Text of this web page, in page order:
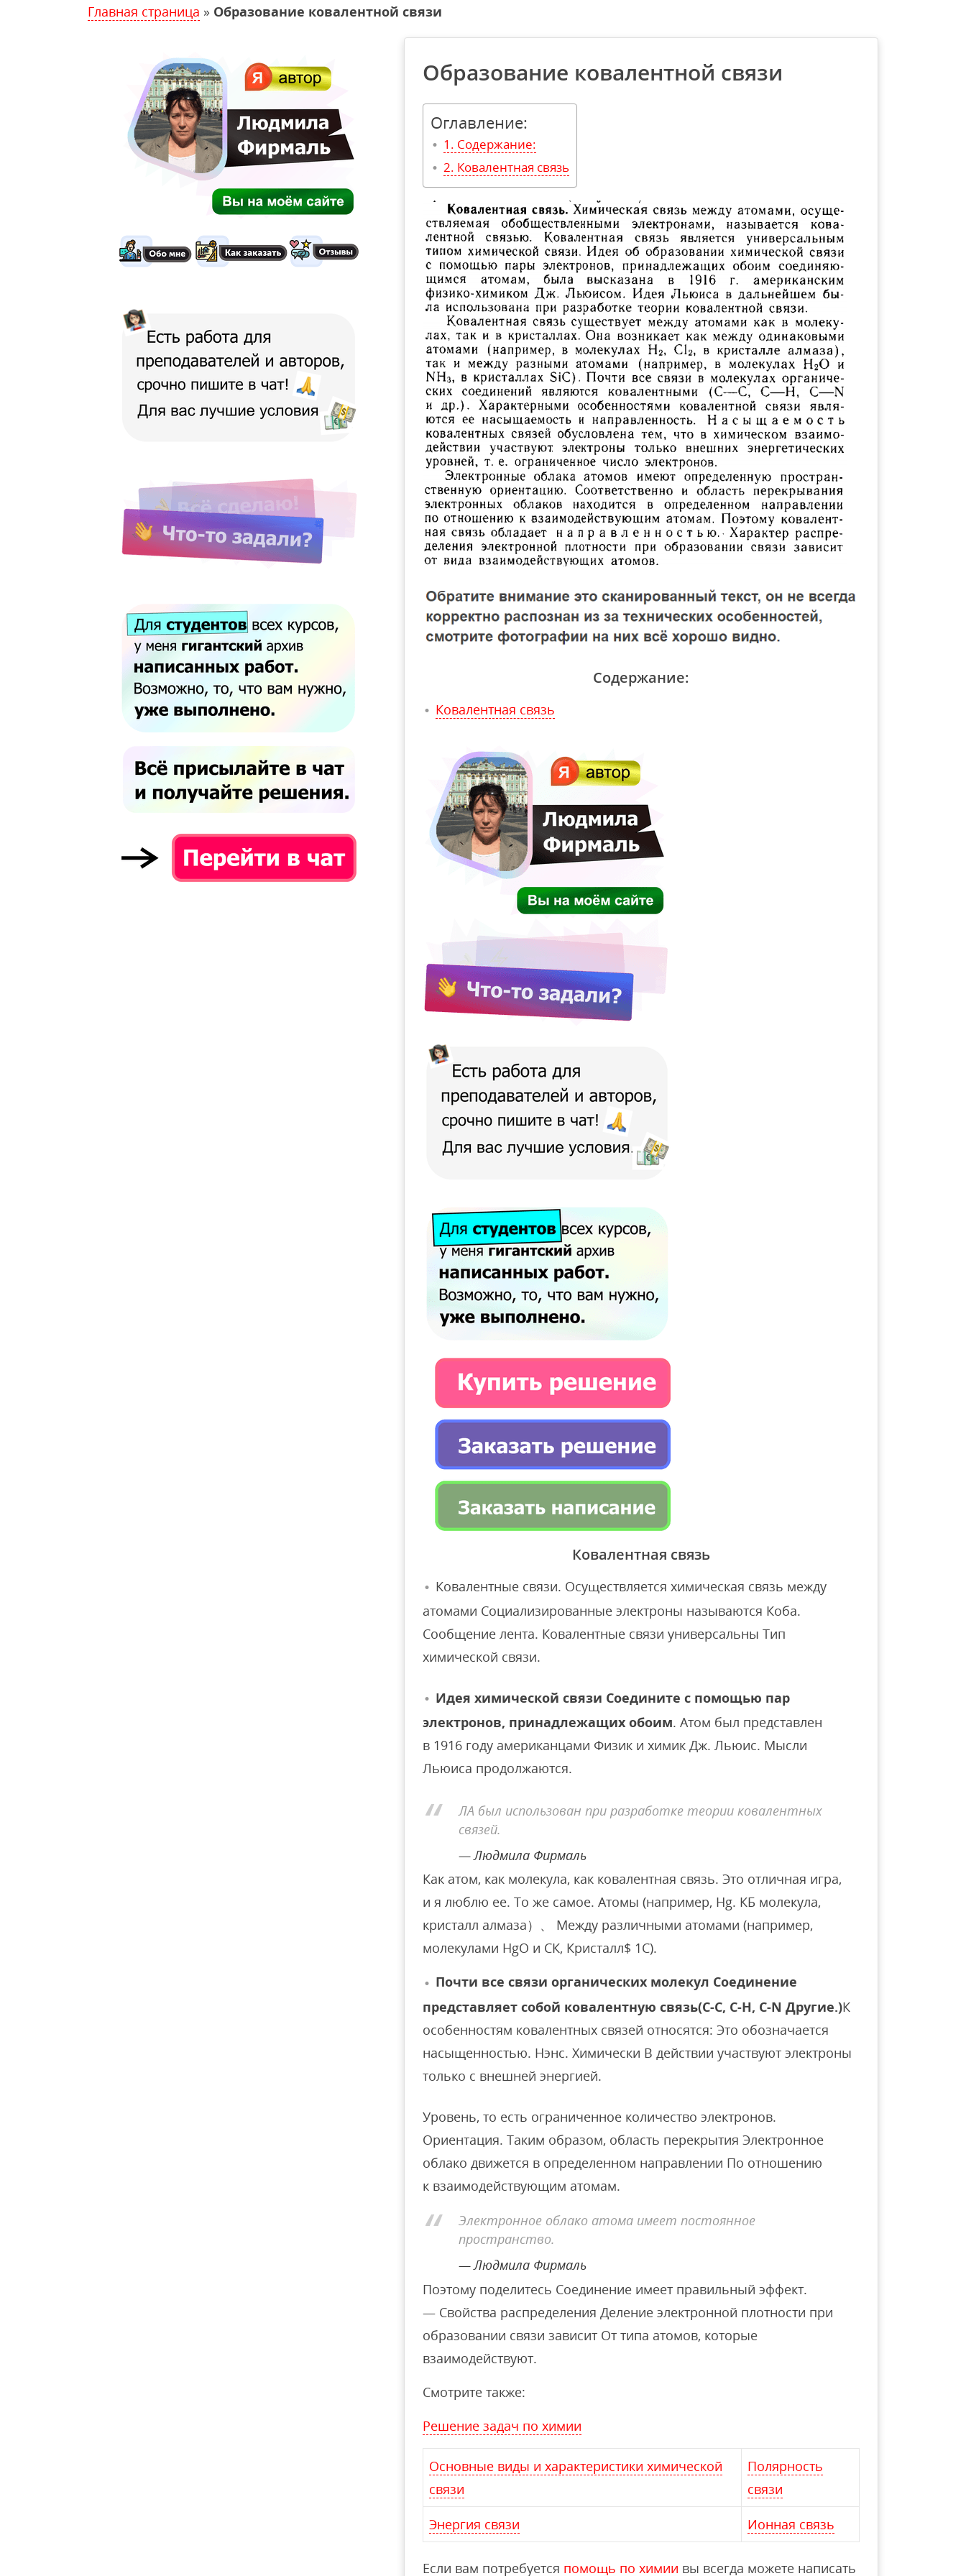
Главная страница » Образование ковалентной связи
Образование ковалентной связи
Оглавление:
Содержание:
Ковалентная связь
Содержание:
Ковалентная связь
Ковалентная связь
Ковалентные связи. Осуществляется химическая связь между
атомами Социализированные электроны называются Коба.
Сообщение лента. Ковалентные связи универсальны Тип
химической связи.
Идея химической связи Соедините с помощью пар
электронов, принадлежащих обоим. Атом был представлен
в 1916 году американцами Физик и химик Дж. Льюис. Мысли
Льюиса продолжаются.
ЛА был использован при разработке теории ковалентных
связей.
Людмила Фирмаль
Как атом, как молекула, как ковалентная связь. Это отличная игра,
и я люблю ее. То же самое. Атомы (например, Hg. КБ молекула,
кристалл алмаза）、 Между различными атомами (например,
молекулами HgO и СК, Кристалл$ 1С).
Почти все связи органических молекул Соединение
представляет собой ковалентную связь(C-C, C-H, C-N Другие.)К
особенностям ковалентных связей относятся: Это обозначается
насыщенностью. Нэнс. Химически В действии участвуют электроны
только с внешней энергией.
Уровень, то есть ограниченное количество электронов.
Ориентация. Таким образом, область перекрытия Электронное
облако движется в определенном направлении По отношению
к взаимодействующим атомам.
Электронное облако атома имеет постоянное
пространство.
Людмила Фирмаль
Поэтому поделитесь Соединение имеет правильный эффект.
— Свойства распределения Деление электронной плотности при
образовании связи зависит От типа атомов, которые
взаимодействуют.
Смотрите также:
Решение задач по химии
Основные виды и характеристики химической
связи
Полярность
связи
Энергия связи Ионная связь
Если вам потребуется помощь по химии вы всегда можете написать